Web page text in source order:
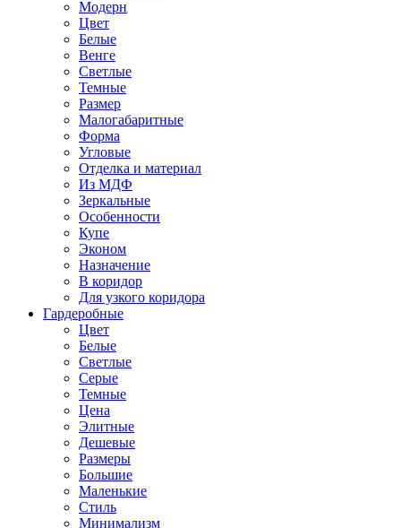
Модерн
Цвет
Белые
Венге
Светлые
Темные
Размер
Малогабаритные
Форма
Угловые
Отделка и материал
Из МДФ
Зеркальные
Особенности
Купе
Эконом
Назначение
В коридор
Для узкого коридора
Гардеробные
Цвет
Белые
Светлые
Серые
Темные
Цена
Элитные
Дешевые
Размеры
Большие
Маленькие
Стиль
Минимализм